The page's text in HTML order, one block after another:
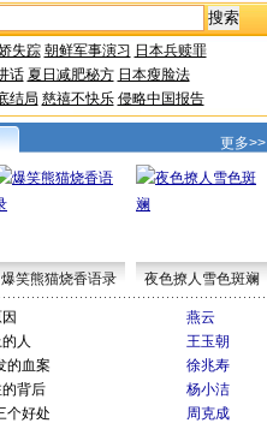
失踪 朝鲜军事演习 日本兵赎罪
话 夏日减肥秘方 日本瘦脸法
结局 慈禧不快乐 侵略中国报告
更多>>
爆笑熊猫烧香语录 夜色撩人雪色斑斓
燕云
人
王玉朝
的血案
徐兆寿
的背后
杨小洁
个好处 周克成